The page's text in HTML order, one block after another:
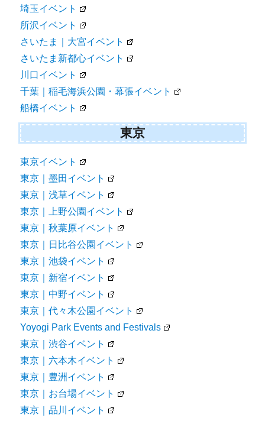
埼玉イベント
所沢イベント
さいたま｜大宮イベント
さいたま新都心イベント
川口イベント
千葉｜稲毛海浜公園・幕張イベント
船橋イベント
東京
東京イベント
東京｜墨田イベント
東京｜浅草イベント
東京｜上野公園イベント
東京｜秋葉原イベント
東京｜日比谷公園イベント
東京｜池袋イベント
東京｜新宿イベント
東京｜中野イベント
東京｜代々木公園イベント
Yoyogi Park Events and Festivals
東京｜渋谷イベント
東京｜六本木イベント
東京｜豊洲イベント
東京｜お台場イベント
東京｜品川イベント